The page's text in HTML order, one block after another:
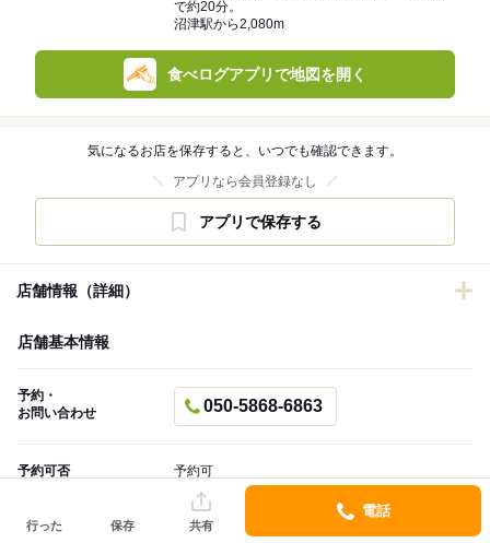
で約20分。
沼津駅から2,080m
食べログアプリで地図を開く
気になるお店を保存すると、いつでも確認できます。
アプリなら会員登録なし
アプリで保存する
店舗情報（詳細）
店舗基本情報
予約・
お問い合わせ
050-5868-6863
予約可否 予約可
営業時間
月・火・水・木・金・土・日
行った 保存 共有
電話